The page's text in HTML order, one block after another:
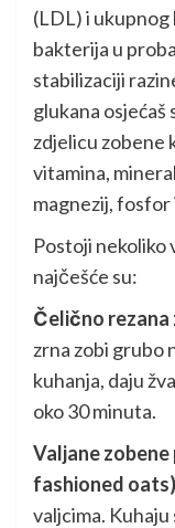
(LDL) i
bakterija u
stabilizaciji
glukana osjećaš
zdjelicu zobene
vitamina,
magnezij, fosfor
Postoji nekoliko
najčešće su:
Čelično
zrna zobi grubo
kuhanja, daju
oko 30 minuta.
Valjane
fashioned oats)
valjcima. Kuhaju